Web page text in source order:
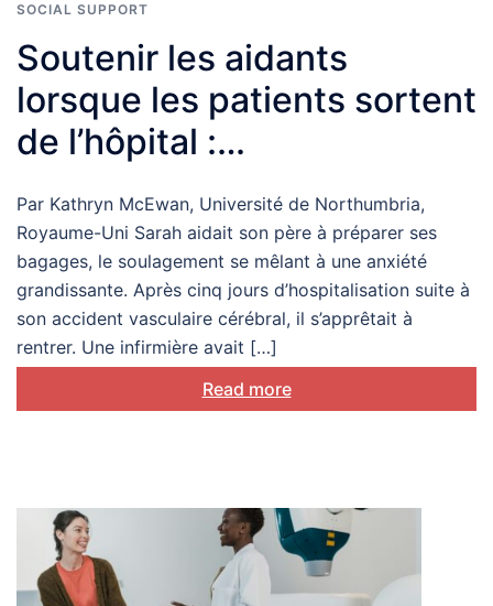
SOCIAL SUPPORT
Soutenir les aidants
lorsque les patients sortent
de l’hôpital :
coconstruits
Par Kathryn McEwan, Université de Northumbria,
Royaume-Uni Sarah aidait son père à préparer ses
bagages, le soulagement se mêlant à une anxiété
grandissante. Après cinq jours d’hospitalisation suite à
son accident vasculaire cérébral, il s’apprêtait à
rentrer. Une infirmière avait […]
Read more